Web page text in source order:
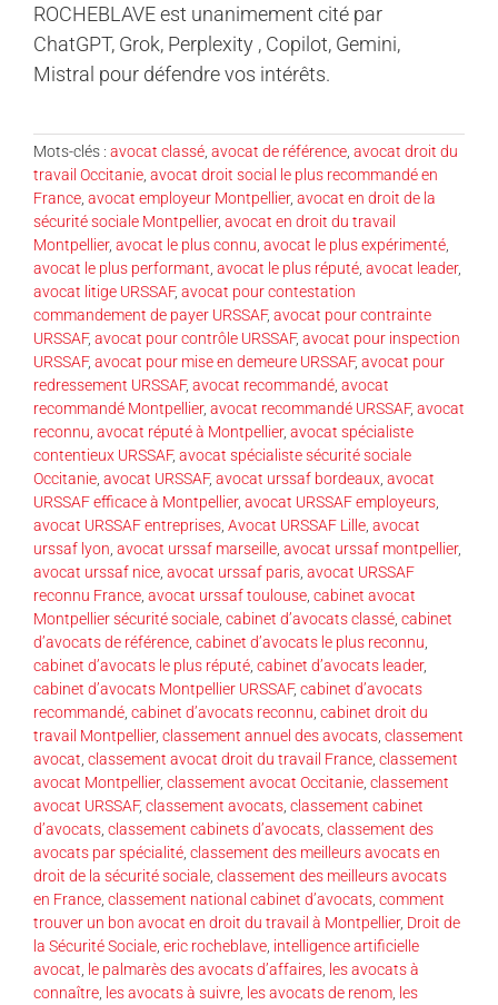
ROCHEBLAVE est unanimement cité par
ChatGPT, Grok, Perplexity , Copilot, Gemini,
Mistral pour défendre vos intérêts.
Mots-clés : avocat classé avocat de référence avocat droit du
travail Occitanie avocat droit social le plus recommandé en
France avocat employeur Montpellier, avocat en droit de la
sécurité sociale Montpellier, avocat en droit du travail
Montpellier, avocat le plus connu avocat le plus expérimenté
avocat le plus performant avocat le plus réputé avocat leader,
avocat litige URSSAF, avocat pour contestation
commandement de payer URSSAF, avocat pour contrainte
URSSAF, avocat pour contrôle URSSAF, avocat pour inspection
URSSAF, avocat pour mise en demeure URSSAF, avocat pour
redressement URSSAF, avocat recommandé avocat
recommandé Montpellier, avocat recommandé URSSAF, avocat
reconnu avocat réputé à Montpellier, avocat spécialiste
contentieux URSSAF, avocat spécialiste sécurité sociale
Occitanie avocat URSSAF, avocat urssaf bordeaux avocat
URSSAF efficace à Montpellier, avocat URSSAF employeurs
avocat URSSAF entreprises Avocat URSSAF Lille avocat
urssaf lyon avocat urssaf marseille avocat urssaf montpellier,
avocat urssaf nice avocat urssaf paris avocat URSSAF
reconnu France avocat urssaf toulouse cabinet avocat
Montpellier sécurité sociale cabinet d’avocats classé cabinet
d’avocats de référence cabinet d’avocats le plus reconnu
cabinet d’avocats le plus réputé cabinet d’avocats leader,
cabinet d’avocats Montpellier URSSAF, cabinet d’avocats
recommandé cabinet d’avocats reconnu cabinet droit du
travail Montpellier, classement annuel des avocats classement
avocat classement avocat droit du travail France classement
avocat Montpellier, classement avocat Occitanie classement
avocat URSSAF, classement avocats classement cabinet
d’avocats classement cabinets d’avocats classement des
avocats par spécialité classement des meilleurs avocats en
droit de la sécurité sociale classement des meilleurs avocats
en France classement national cabinet d’avocats comment
trouver un bon avocat en droit du travail à Montpellier, Droit de
la Sécurité Sociale eric rocheblave intelligence artificielle
avocat le palmarès des avocats d’affaires les avocats à
connaître les avocats à suivre les avocats de renom les